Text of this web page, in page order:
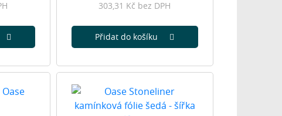
303,31 Kč bez DPH
Přidat do košíku